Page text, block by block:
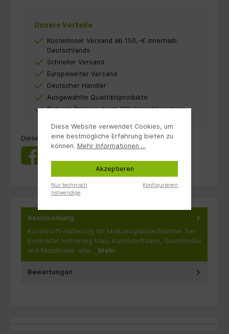
Unsere Vorteile
Kostenloser Versand ab 150,-€ innerhalb
Deutschlands
Schneller Versand
Europaweiter Versand
Deutscher Händler
Ausgewählte Qualitätsprodukte
Sichere Zahlung durch SSL-Verschlüsselung
Dieses Produkt weiterempfehlen:
Beschreibung
Kunststoff-Halterung für Melkzeugspülaufnahme. Set
beinhaltet Halterung blau, Kunststoffdüse, Gummiteller
und Membrane. alte… Mehr
Bewertungen
Diese Website verwendet Cookies, um
eine bestmögliche Erfahrung bieten zu
können. Mehr Informationen ...
Akzeptieren
Nur technisch
notwendige
Konfigurieren